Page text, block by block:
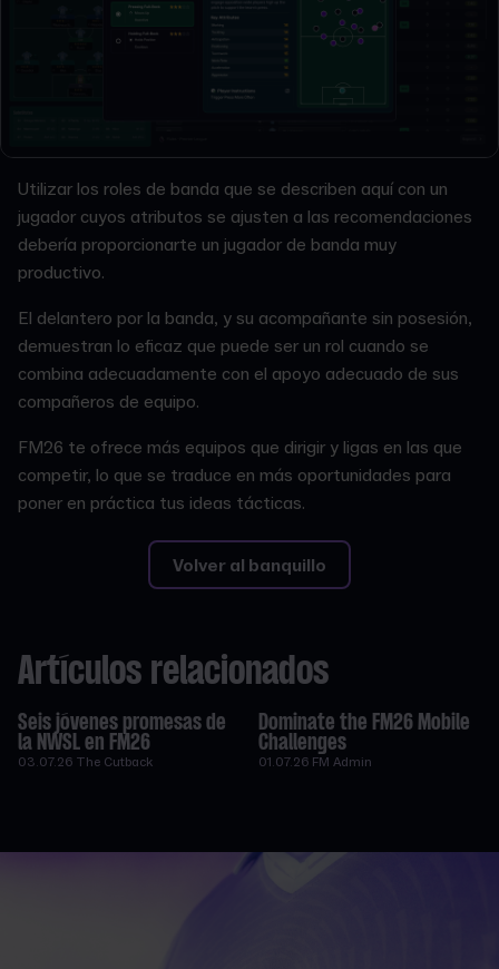
Utilizar los roles de banda que se describen aquí con un
jugador cuyos atributos se ajusten a las recomendaciones
debería proporcionarte un jugador de banda muy
productivo.
El delantero por la banda, y su acompañante sin posesión,
demuestran lo eficaz que puede ser un rol cuando se
combina adecuadamente con el apoyo adecuado de sus
compañeros de equipo.
FM26 te ofrece más equipos que dirigir y ligas en las que
competir, lo que se traduce en más oportunidades para
poner en práctica tus ideas tácticas.
Volver al banquillo
Artículos relacionados
Seis jóvenes promesas de
la NWSL en FM26
03.07.26 The Cutback
Dominate the FM26 Mobile
Challenges
01.07.26 FM Admin